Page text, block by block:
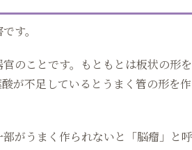
す。
のことです。もともとは板状の形
が不足しているとうまく管の形を
がうまく作られないと「脳瘤」と呼